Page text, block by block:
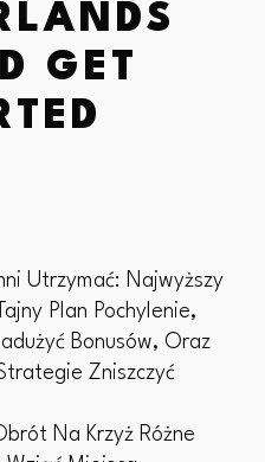
GET
Utrzymać: Najwyższy
Plan Pochylenie,
Bonusów, Oraz
Zniszczyć
Na Krzyż Różne